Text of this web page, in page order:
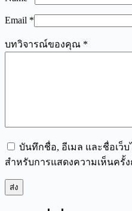
Email *
บทวิจารณ์ของคุณ *
บันทึกชื่อ, อีเมล และชื่อเว็
สำหรับการแสดงความเห็นครั้ง
ส่ง